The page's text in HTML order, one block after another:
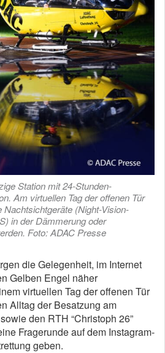
Station mit 24-Stunden-
Am virtuellen Tag der offenen Tür
Nachtsichtgeräte (Night-Vision-
in der Dämmerung oder
Foto: ADAC Presse
die Gelegenheit, im Internet
Gelben Engel näher
virtuellen Tag der offenen Tür
Alltag der Besatzung am
den RTH “Christoph 26”
Fragerunde auf dem Instagram-
geben.